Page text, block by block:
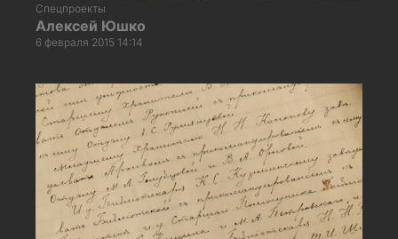
Спецпроекты
Алексей Юшко
6 февраля 2015 14:14